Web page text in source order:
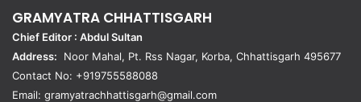
GRAMYATRA CHHATTISGARH
Chief Editor : Abdul Sultan
Address: Noor Mahal, Pt. Rss Nagar, Korba, Chhattisgarh 495677
Contact No: +919755588088
Email: gramyatrachhattisgarh@gmail.com